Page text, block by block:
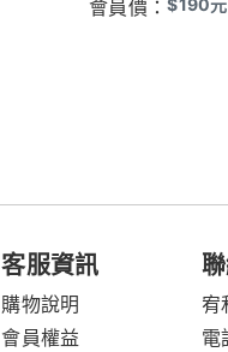
會員價：
客服資訊
購物說明
會員權益
宥
電